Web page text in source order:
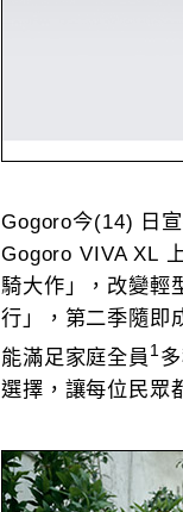
Gogoro今(14) 日
Gogoro VIVA XL
騎大作」，改變輕
行」，第二季隨即
能滿足家庭全員 1
選擇，讓每位民眾